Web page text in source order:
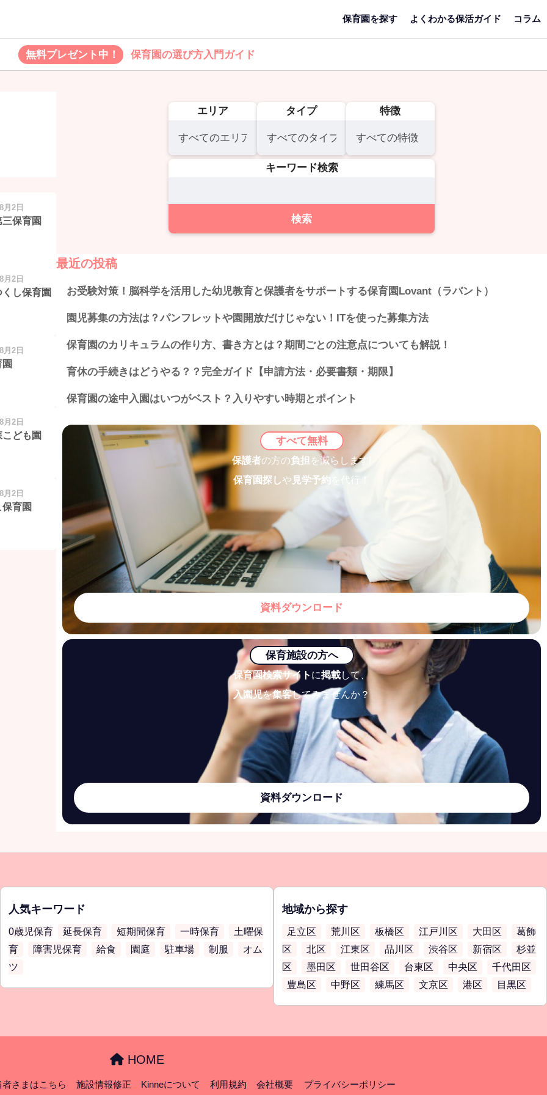
保育園を探す よくわかる保活ガイド コラム
無料プレゼント中！ 保育園の選び方入門ガイド
月2日
保育園
月2日
し保育園
月2日
月2日
ども園
月2日
育園
エリア タイプ 特徴
キーワード検索
最近の投稿
お受験対策！脳科学を活用した幼児教育と保護者をサポートする保育園Lovant（ラバント）
園児募集の方法は？パンフレットや園開放だけじゃない！ITを使った募集方法
保育園のカリキュラムの作り方、書き方とは？期間ごとの注意点についても解説！
育休の手続きはどうやる？？完全ガイド【申請方法・必要書類・期限】
保育園の途中入園はいつがベスト？入りやすい時期とポイント
すべて無料
保護者の方の負担 を減らします!
保育園探しや 見学予約 を代行！
資料ダウンロード
保育施設の方へ
保育園検索サイト に掲載して、
入園児を集客してみませんか？
資料ダウンロード
人気キーワード
0歳児保育 延長保育 短期間保育 一時保育
土曜保
育
障害児保育 給食 園庭 駐車場 制服
オム
ツ
地域から探す
足立区 荒川区 板橋区 江戸川区 大田区
葛飾
区
北区 江東区 品川区 渋谷区 新宿区
杉並
区
墨田区 世田谷区 台東区 中央区
千代田区
豊島区
中野区 練馬区 文京区 港区 目黒区
HOME
さまはこちら 施設情報修正 Kinneについて 利用規約 会社概要 プライバシーポリシー